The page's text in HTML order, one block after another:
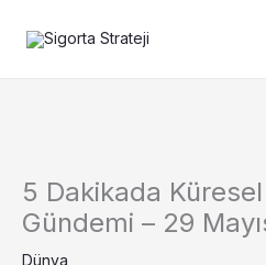
5 Dakikada
Gündemi – 29
Dünya